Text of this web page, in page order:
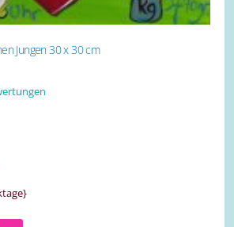
Jungen 30 x 30 cm